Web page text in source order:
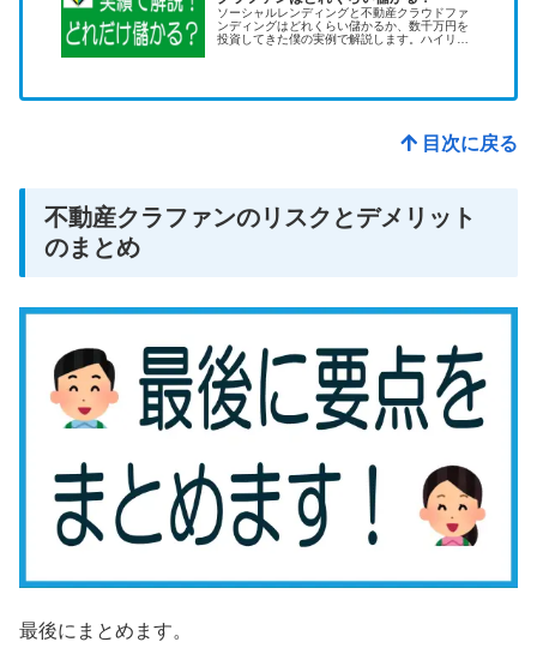
ソーシャルレンディングと不動産クラウドファ
ンディングはどれくらい儲かるか、数千万円を
投資してきた僕の実例で解説します。ハイリタ
目次に戻る
不動産クラファンのリスクとデメリット
のまとめ
最後にまとめます。